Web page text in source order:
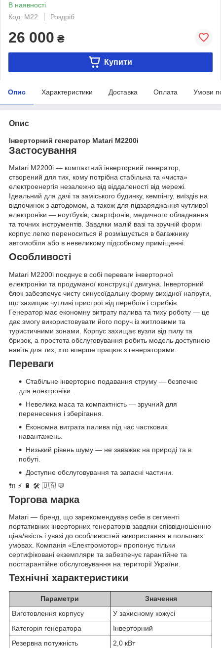
В наявності
Код: M22
Роздріб
26 000 ₴
Купити
Опис Характеристики Доставка Оплата Умови
Опис
Інверторний генератор Matari M2200i
Застосування
Matari M2200i — компактний інверторний генератор,
створений для тих, кому потрібна стабільна та «чиста»
електроенергія незалежно від віддаленості від мережі.
Ідеальний для дачі та заміського будинку, кемпінгу, виїздів на
відпочинок з автодомом, а також для підзаряджання чутливої
електроніки — ноутбуків, смартфонів, медичного обладнання
та точних інструментів. Завдяки малій вазі та зручній формі
корпус легко переноситься й розміщується в багажнику
автомобіля або в невеликому підсобному приміщенні.
Особливості
Matari M2200i поєднує в собі переваги інверторної
електроніки та продуманої конструкції двигуна. Інверторний
блок забезпечує чисту синусоїдальну форму вихідної напруги,
що захищає чутливі пристрої від перебоїв і стрибків.
Генератор має економну витрату палива та тиху роботу — це
дає змогу використовувати його поруч із житловими та
туристичними зонами. Корпус захищає вузли від пилу та
бризок, а простота обслуговування робить модель доступною
навіть для тих, хто вперше працює з генераторами.
Переваги
Стабільне інверторне подавання струму — безпечне
для електроніки.
Невелика маса та компактність — зручний для
перенесення і зберігання.
Економна витрата палива під час часткових
навантажень.
Низький рівень шуму — не заважає на природі та в
побуті.
Доступне обслуговування та запасні частини.
🔌 ⚡️ 🔋 🛠️ 🇺🇦 💬
Торгова марка
Matari — бренд, що зарекомендував себе в сегменті
портативних інверторних генераторів завдяки співвідношенню
ціна/якість і увазі до особливостей використання в польових
умовах. Компанія «Електромотор» пропонує тільки
сертифіковані екземпляри та забезпечує гарантійне та
постгарантійне обслуговування на території України.
Технічні характеристики
Параметри
Значення
Виготовлення корпусу
У захисному кожусі
Категорія генератора
Інверторний
Резервна потужність
2,0 кВт